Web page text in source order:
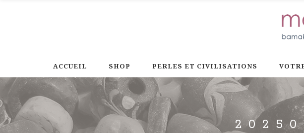
ACCUEIL SHOP PERLES ET CIVILISATIONS